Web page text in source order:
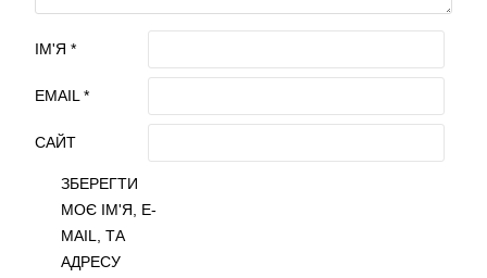
ІМ'Я *
EMAIL *
САЙТ
ЗБЕРЕГТИ
МОЄ ІМ'Я, E-
MAIL, ТА
АДРЕСУ